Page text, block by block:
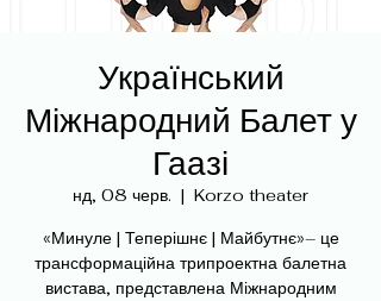
Український
Міжнародний Балет у
Гаазі
нд, 08 черв.
  |
Korzo theater
«Минуле | Теперішнє | Майбутнє»– це
трансформаційна трипроектна балетна
вистава, представлена ​​Міжнародним